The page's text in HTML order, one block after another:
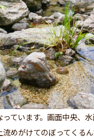
ています。画面中央、
めがけてのぼってくるん